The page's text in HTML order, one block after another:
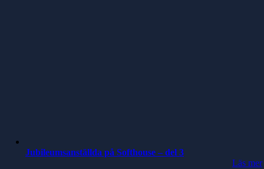
Jubileumsanställda på Softhouse – del 3
Läs mer